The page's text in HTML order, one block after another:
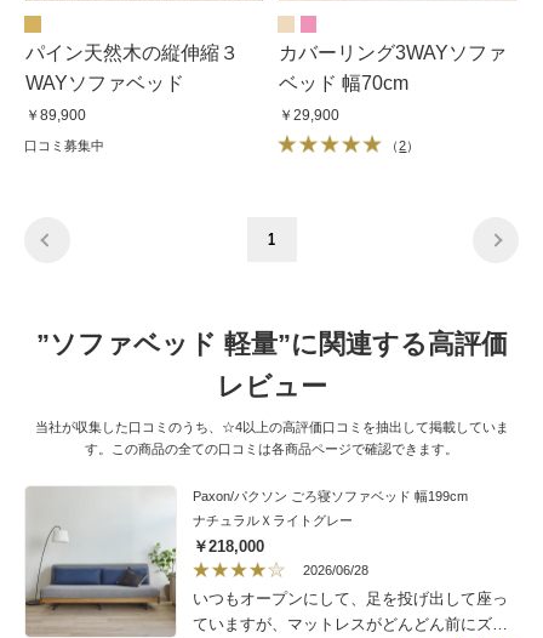
パイン天然木の縦伸縮３
WAYソファベッド
￥89,900
口コミ募集中
カバーリング3WAYソファ
ベッド 幅70cm
￥29,900
（2）
1
”ソファベッド 軽量”に関連する高評価
レビュー
当社が収集した口コミのうち、☆4以上の高評価口コミを抽出して掲載していま
す。この商品の全ての口コミは各商品ページで確認できます。
Paxon/パクソン ごろ寝ソファベッド 幅199cm
ナチュラルＸライトグレー
￥218,000
2026/06/28
いつもオープンにして、足を投げ出して座っ
ていますが、マットレスがどんどん前にズレ